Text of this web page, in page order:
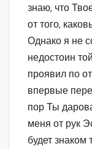
знаю, что
от того,
Однако я не
недостоин
проявил по
впервые
пор Ты
меня от рук
будет знаком